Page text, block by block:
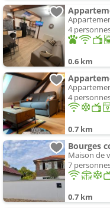
4
0.6 km
4
0.7 km
Bourges
Maison de
7
0.7 km